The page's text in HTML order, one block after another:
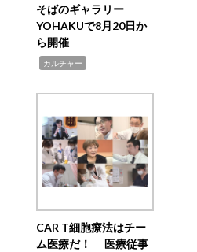
そばのギャラリー
YOHAKUで8月20日か
ら開催
カルチャー
CAR T細胞療法はチー
ム医療だ！ 医療従事